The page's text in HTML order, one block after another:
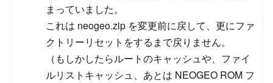
まっていました。
これは neogeo.zip を変更前に戻して、更にファ
クトリーリセットをするまで戻りません。
（もしかしたらルートのキャッシュや、ファイ
ルリストキャッシュ、あとは NEOGEO ROM フ